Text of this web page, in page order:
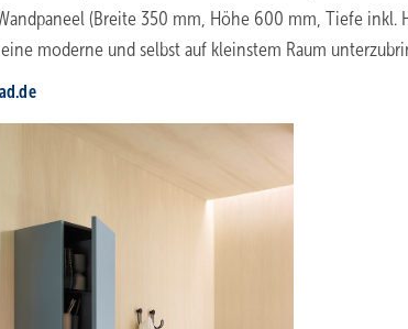
(Breite 350 mm, Höhe 600 mm, Tiefe
moderne und selbst auf kleinstem Raum